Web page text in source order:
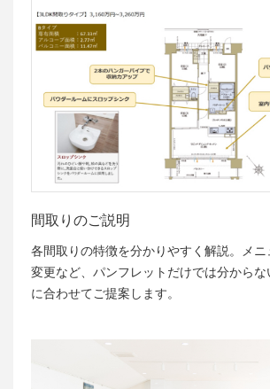
間取りのご説明
各間取りの特徴を分かりやすく解説。メ
変更など、パンフレットだけでは分から
に合わせてご提案します。